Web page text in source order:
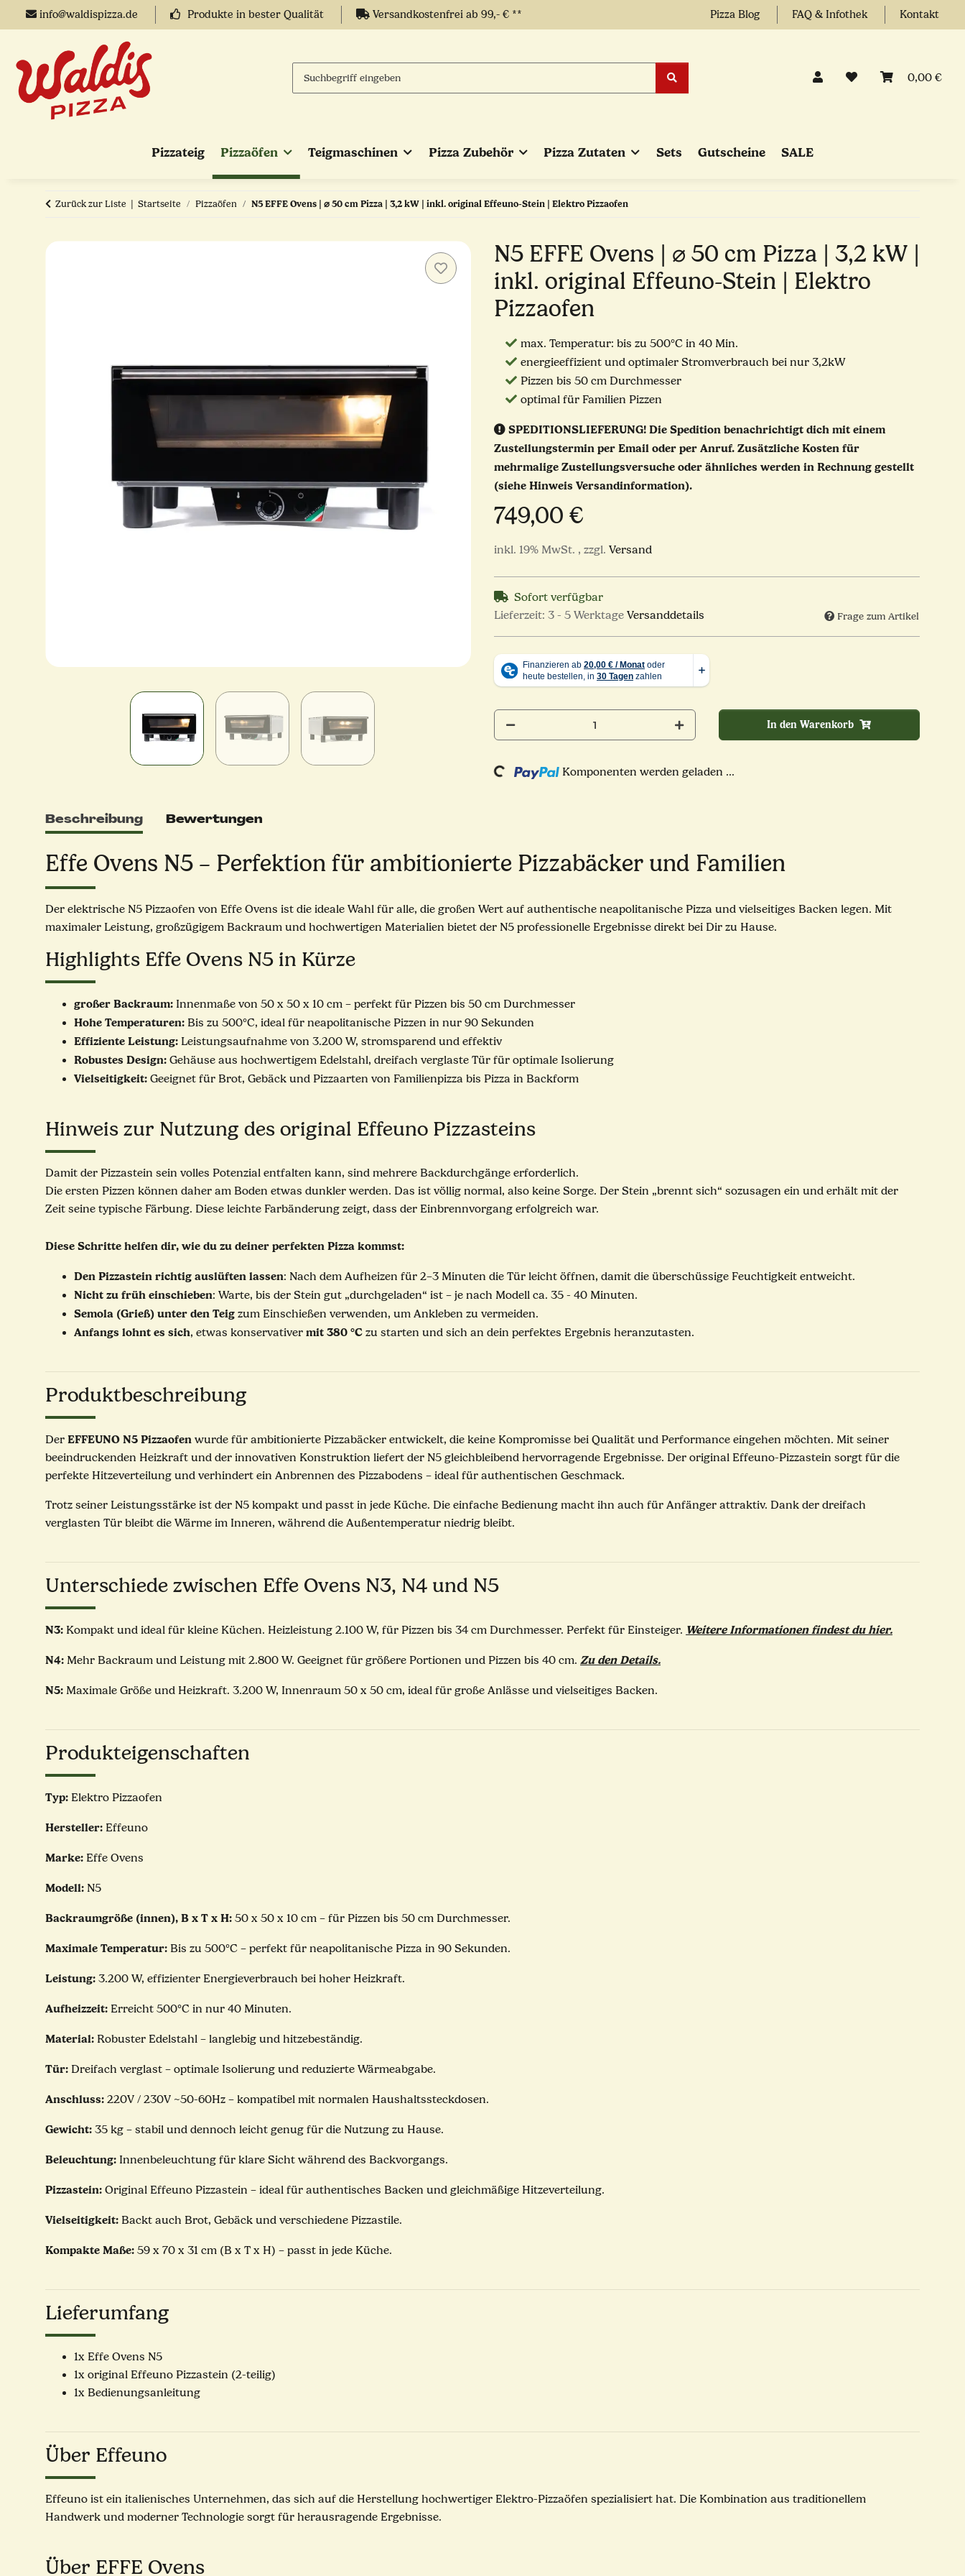
info@waldispizza.de Produkte in bester Qualität Versandkostenfrei ab 99,- € ** Pizza Blog FAQ & Infothek Kontakt
0,00 €
Pizzateig Pizzaöfen Teigmaschinen Pizza Zubehör Pizza Zutaten Sets Gutscheine SALE
Zurück zur Liste Startseite Pizzaöfen N5 EFFE Ovens | ⌀ 50 cm Pizza | 3,2 kW | inkl. original Effeuno-Stein | Elektro Pizzaofen
N5 EFFE Ovens | ⌀ 50 cm Pizza | 3,2 kW |
inkl. original Effeuno-Stein | Elektro
Pizzaofen
max. Temperatur: bis zu 500°C in 40 Min.
energieeffizient und optimaler Stromverbrauch bei nur 3,2kW
Pizzen bis 50 cm Durchmesser
optimal für Familien Pizzen
SPEDITIONSLIEFERUNG! Die Spedition benachrichtigt dich mit einem
Zustellungstermin per Email oder per Anruf. Zusätzliche Kosten für
mehrmalige Zustellungsversuche oder ähnliches werden in Rechnung gestellt
(siehe Hinweis Versandinformation).
749,00 €
inkl. 19% MwSt. , zzgl. Versand
Sofort verfügbar
Lieferzeit: 3 - 5 Werktage Versanddetails Frage zum Artikel
In den Warenkorb
Loading... Komponenten werden geladen ...
Beschreibung Bewertungen
Effe Ovens N5 – Perfektion für ambitionierte Pizzabäcker und Familien
Der elektrische N5 Pizzaofen von Effe Ovens ist die ideale Wahl für alle, die großen Wert auf authentische neapolitanische Pizza und vielseitiges Backen legen. Mit
maximaler Leistung, großzügigem Backraum und hochwertigen Materialien bietet der N5 professionelle Ergebnisse direkt bei Dir zu Hause.
Highlights Effe Ovens N5 in Kürze
großer Backraum: Innenmaße von 50 x 50 x 10 cm – perfekt für Pizzen bis 50 cm Durchmesser
Hohe Temperaturen: Bis zu 500°C, ideal für neapolitanische Pizzen in nur 90 Sekunden
Effiziente Leistung: Leistungsaufnahme von 3.200 W, stromsparend und effektiv
Robustes Design: Gehäuse aus hochwertigem Edelstahl, dreifach verglaste Tür für optimale Isolierung
Vielseitigkeit: Geeignet für Brot, Gebäck und Pizzaarten von Familienpizza bis Pizza in Backform
Hinweis zur Nutzung des original Effeuno Pizzasteins
Damit der Pizzastein sein volles Potenzial entfalten kann, sind mehrere Backdurchgänge erforderlich.
Die ersten Pizzen können daher am Boden etwas dunkler werden. Das ist völlig normal, also keine Sorge. Der Stein „brennt sich“ sozusagen ein und erhält mit der
Zeit seine typische Färbung. Diese leichte Farbänderung zeigt, dass der Einbrennvorgang erfolgreich war.
Diese Schritte helfen dir, wie du zu deiner perfekten Pizza kommst:
Den Pizzastein richtig auslüften lassen: Nach dem Aufheizen für 2–3 Minuten die Tür leicht öffnen, damit die überschüssige Feuchtigkeit entweicht.
Nicht zu früh einschieben: Warte, bis der Stein gut „durchgeladen“ ist – je nach Modell ca. 35 - 40 Minuten.
Semola (Grieß) unter den Teig zum Einschießen verwenden, um Ankleben zu vermeiden.
Anfangs lohnt es sich, etwas konservativer mit 380 °C zu starten und sich an dein perfektes Ergebnis heranzutasten.
Produktbeschreibung
Der EFFEUNO N5 Pizzaofen wurde für ambitionierte Pizzabäcker entwickelt, die keine Kompromisse bei Qualität und Performance eingehen möchten. Mit seiner
beeindruckenden Heizkraft und der innovativen Konstruktion liefert der N5 gleichbleibend hervorragende Ergebnisse. Der original Effeuno-Pizzastein sorgt für die
perfekte Hitzeverteilung und verhindert ein Anbrennen des Pizzabodens – ideal für authentischen Geschmack.
Trotz seiner Leistungsstärke ist der N5 kompakt und passt in jede Küche. Die einfache Bedienung macht ihn auch für Anfänger attraktiv. Dank der dreifach
verglasten Tür bleibt die Wärme im Inneren, während die Außentemperatur niedrig bleibt.
Unterschiede zwischen Effe Ovens N3, N4 und N5
N3: Kompakt und ideal für kleine Küchen. Heizleistung 2.100 W, für Pizzen bis 34 cm Durchmesser. Perfekt für Einsteiger. Weitere Informationen findest du hier.
N4: Mehr Backraum und Leistung mit 2.800 W. Geeignet für größere Portionen und Pizzen bis 40 cm. Zu den Details.
N5: Maximale Größe und Heizkraft. 3.200 W, Innenraum 50 x 50 cm, ideal für große Anlässe und vielseitiges Backen.
Produkteigenschaften
Typ: Elektro Pizzaofen
Hersteller: Effeuno
Marke: Effe Ovens
Modell: N5
Backraumgröße (innen), B x T x H: 50 x 50 x 10 cm – für Pizzen bis 50 cm Durchmesser.
Maximale Temperatur: Bis zu 500°C – perfekt für neapolitanische Pizza in 90 Sekunden.
Leistung: 3.200 W, effizienter Energieverbrauch bei hoher Heizkraft.
Aufheizzeit: Erreicht 500°C in nur 40 Minuten.
Material: Robuster Edelstahl – langlebig und hitzebeständig.
Tür: Dreifach verglast – optimale Isolierung und reduzierte Wärmeabgabe.
Anschluss: 220V / 230V ~50-60Hz – kompatibel mit normalen Haushaltssteckdosen.
Gewicht: 35 kg – stabil und dennoch leicht genug für die Nutzung zu Hause.
Beleuchtung: Innenbeleuchtung für klare Sicht während des Backvorgangs.
Pizzastein: Original Effeuno Pizzastein – ideal für authentisches Backen und gleichmäßige Hitzeverteilung.
Vielseitigkeit: Backt auch Brot, Gebäck und verschiedene Pizzastile.
Kompakte Maße: 59 x 70 x 31 cm (B x T x H) – passt in jede Küche.
Lieferumfang
1x Effe Ovens N5
1x original Effeuno Pizzastein (2-teilig)
1x Bedienungsanleitung
Über Effeuno
Effeuno ist ein italienisches Unternehmen, das sich auf die Herstellung hochwertiger Elektro-Pizzaöfen spezialisiert hat. Die Kombination aus traditionellem
Handwerk und moderner Technologie sorgt für herausragende Ergebnisse.
Über EFFE Ovens